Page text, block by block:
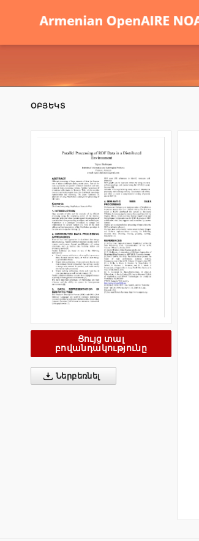
ՕԲՅԵԿՏ
Ցույց տալ
բովանդակությունը
Ներբեռնել